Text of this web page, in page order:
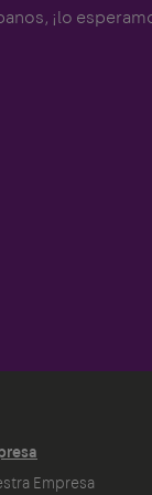
¡lo
Empresa